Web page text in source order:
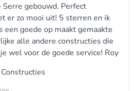
gebouwd. Perfect
er zo mooi uit! 5 sterren en ik
een goede op maakt gemaakte
alle andere constructies die
wel voor de goede service! Roy